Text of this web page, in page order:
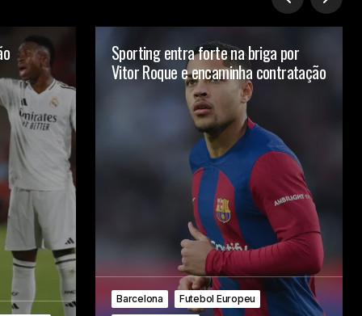
Sporting entra forte na briga por
Vitor Roque e encaminha contratação
Barcelona
Futebol Europeu